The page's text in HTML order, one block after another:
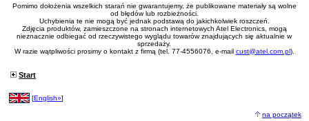
Pomimo dołożenia wszelkich starań nie gwarantujemy, że publikowane materiały są wolne
od błędów lub rozbieżności.
Uchybienia te nie mogą być jednak podstawą do jakichkolwiek roszczeń.
Zdjęcia produktów, zamieszczone na stronach internetowych Atel Electronics, mogą
nieznacznie odbiegać od rzeczywistego wyglądu towarów znajdujących się aktualnie w
sprzedaży.
W razie wątpliwości prosimy o kontakt z firmą (tel. 77-4556076, e-mail cust@atel.com.pl).
Start
[English»]
na początek